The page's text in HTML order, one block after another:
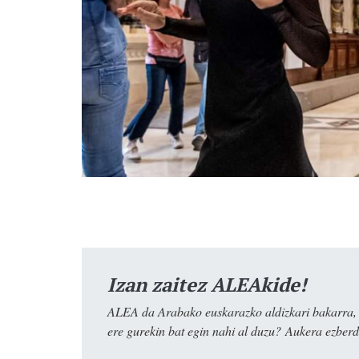
Izan zaitez ALEAkide!
ALEA da Arabako euskarazko aldizkari
ere gurekin bat egin nahi al duzu? Aukera